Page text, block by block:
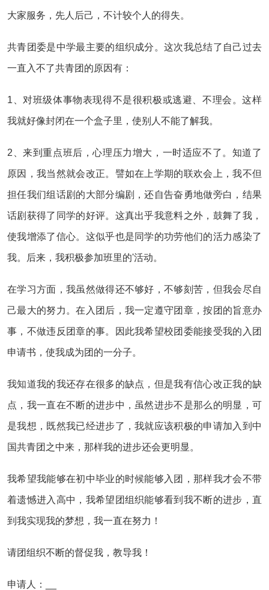
大家服务，先人后己，不计较个人的得失。
共青团委是中学最主要的组织成分。这次我总结了自己过去
一直入不了共青团的原因有：
1、对班级体事物表现得不是很积极或逃避、不理会。这样
我就好像封闭在一个盒子里，使别人不能了解我。
2、来到重点班后，心理压力增大，一时适应不了。知道了
原因，我当然就会改正。譬如在上学期的联欢会上，我不但
担任我们组话剧的大部分编剧，还自告奋勇地做旁白，结果
话剧获得了同学的好评。这真出乎我意料之外，鼓舞了我，
使我增添了信心。这似乎也是同学的功劳他们的活力感染了
我。后来，我积极参加班里的'活动。
在学习方面，我虽然做得还不够好，不够刻苦，但我会尽自
己最大的努力。在入团后，我一定遵守团章，按团的旨意办
事，不做违反团章的事。因此我希望校团委能接受我的入团
申请书，使我成为团的一分子。
我知道我的我还存在很多的缺点，但是我有信心改正我的缺
点，我一直在不断的进步中，虽然进步不是那么的明显，可
是我想，既然我已经进步了，我就应该积极的申请加入到中
国共青团之中来，那样我的进步还会更明显。
我希望我能够在初中毕业的时候能够入团，那样我才会不带
着遗憾进入高中，我希望团组织能够看到我不断的进步，直
到我实现我的梦想，我一直在努力！
请团组织不断的督促我，教导我！
申请人：__